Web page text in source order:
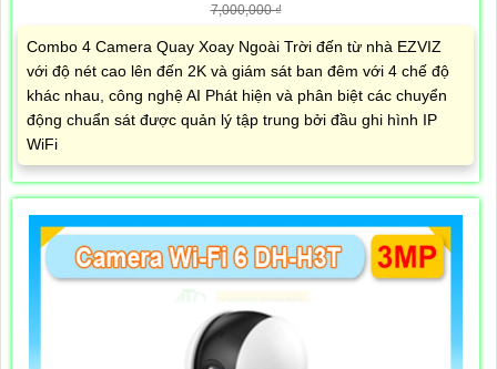
7,000,000 ₫
Combo 4 Camera Quay Xoay Ngoài Trời đến từ nhà EZVIZ
với độ nét cao lên đến 2K và giám sát ban đêm với 4 chế độ
khác nhau, công nghệ AI Phát hiện và phân biệt các chuyển
động chuẩn sát được quản lý tập trung bởi đầu ghi hình IP
WiFi